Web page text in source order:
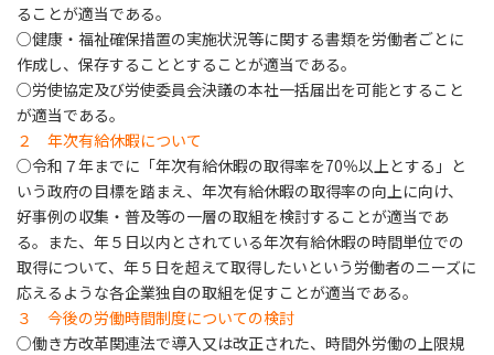
ることが適当である。
○健康・福祉確保措置の実施状況等に関する書類を労働者ごとに
作成し、保存することとすることが適当である。
○労使協定及び労使委員会決議の本社一括届出を可能とすること
が適当である。
２ 年次有給休暇について
○令和７年までに「年次有給休暇の取得率を70％以上とする」と
いう政府の目標を踏まえ、年次有給休暇の取得率の向上に向け、
好事例の収集・普及等の一層の取組を検討することが適当であ
る。また、年５日以内とされている年次有給休暇の時間単位での
取得について、年５日を超えて取得したいという労働者のニーズに
応えるような各企業独自の取組を促すことが適当である。
３ 今後の労働時間制度についての検討
○働き方改革関連法で導入又は改正された、時間外労働の上限規